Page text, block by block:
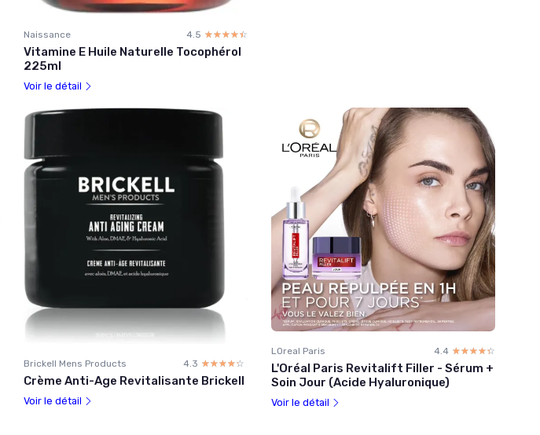
Naissance 4.5 ☆☆☆☆☆
★★★★★
Vitamine E Huile Naturelle Tocophérol
225ml
Voir le détail
Brickell Mens Products 4.3 ☆☆☆☆☆
★★★★★
Crème Anti-Age Revitalisante Brickell
Voir le détail
LOreal Paris 4.4 ☆☆☆☆☆
★★★★★
L'Oréal Paris Revitalift Filler - Sérum +
Soin Jour (Acide Hyaluronique)
Voir le détail